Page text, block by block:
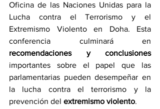
Oficina de las Naciones Unidas para la
Lucha contra el Terrorismo y el
Extremismo Violento en Doha. Esta
recomendaciones y conclusiones
importantes sobre el papel que las
parlamentarias pueden desempeñar en
la lucha contra el terrorismo y la
prevención del extremismo violento.